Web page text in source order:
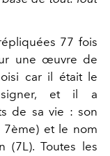
77 fois
une œuvre de
car il était le
et il a
de sa vie : son
7ème) et le nom
(7L). Toutes les